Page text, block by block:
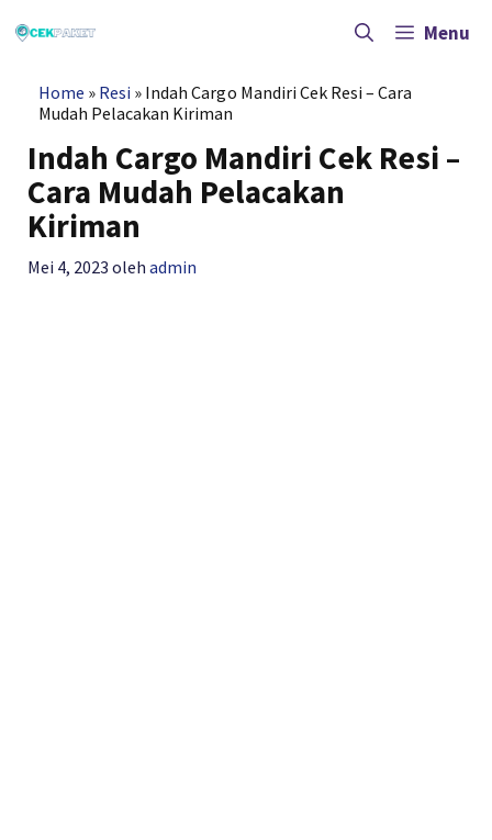
ke
Menu
Home » Resi » Indah Cargo Mandiri Cek Resi – Cara
Mudah Pelacakan Kiriman
Indah Cargo Mandiri Cek Resi –
Cara Mudah Pelacakan
Kiriman
Mei 4, 2023 olehadmin